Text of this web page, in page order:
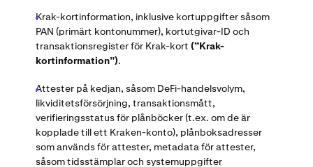
Krak-kortinformation, inklusive kortuppgifter såsom
PAN (primärt kontonummer), kortutgivar-ID och
transaktionsregister för Krak-kort (”Krak-
kortinformation”).
Attester på kedjan, såsom DeFi-handelsvolym,
likviditetsförsörjning, transaktionsmått,
verifieringsstatus för plånböcker (t.ex. om de är
kopplade till ett Kraken-konto), plånboksadresser
som används för attester, metadata för attester,
såsom tidsstämplar och systemuppgifter